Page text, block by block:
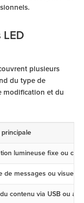
LED
plusieurs
du type de
modification et du
principale
lumineuse fixe ou
de messages ou visuels
contenu via USB ou